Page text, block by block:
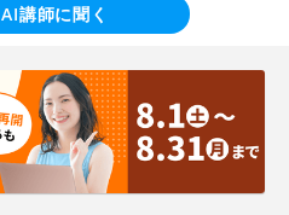
AI講師に聞く